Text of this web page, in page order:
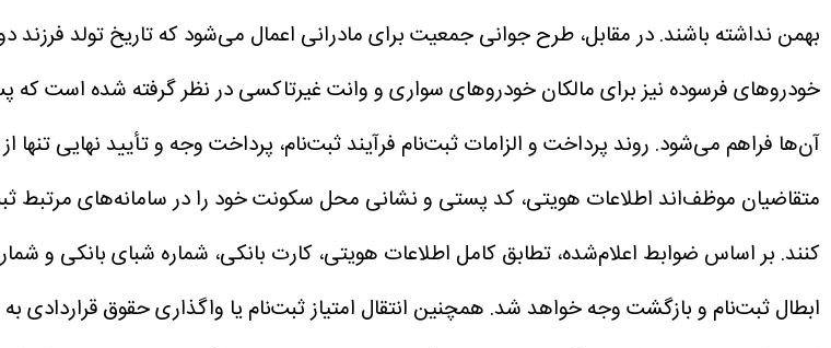
بهمن نداشته باشند. در مقابل، طرح جوانی جمعیت برای مادرانی اعمال می‌شود که تاریخ تولد فرزند دوم یا مابعد آن‌ها پس
خودروهای فرسوده نیز برای مالکان خودروهای سواری و وانت غیرتاکسی در نظر گرفته شده است که
آن‌ها فراهم می‌شود. روند پرداخت و الزامات ثبت‌نام
کنند. بر اساس ضوابط اعلام‌شده، تطابق کامل اطلاعات هویتی، کارت بانکی، شماره شبای بانکی و
ابطال ثبت‌نام و بازگشت وجه خواهد شد. همچنین انتقال امتیاز ثبت‌نام یا واگذاری حقوق